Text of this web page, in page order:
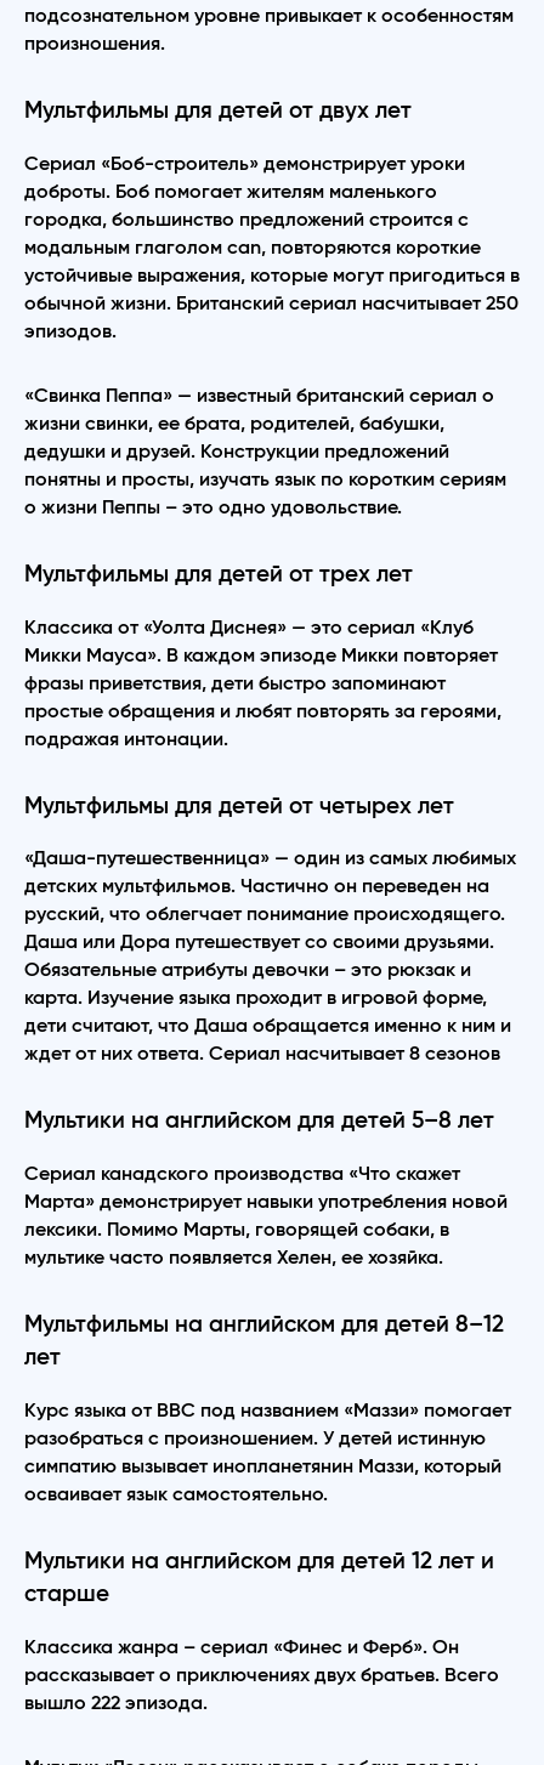
подсознательном уровне привыкает к особенностям
произношения.
Мультфильмы для детей от двух лет
Сериал «Боб-строитель» демонстрирует уроки
доброты. Боб помогает жителям маленького
городка, большинство предложений строится с
модальным глаголом can, повторяются короткие
устойчивые выражения, которые могут пригодиться в
обычной жизни. Британский сериал насчитывает 250
эпизодов.
«Свинка Пеппа» — известный британский сериал о
жизни свинки, ее брата, родителей, бабушки,
дедушки и друзей. Конструкции предложений
понятны и просты, изучать язык по коротким сериям
о жизни Пеппы – это одно удовольствие.
Мультфильмы для детей от трех лет
Классика от «Уолта Диснея» — это сериал «Клуб
Микки Мауса». В каждом эпизоде Микки повторяет
фразы приветствия, дети быстро запоминают
простые обращения и любят повторять за героями,
подражая интонации.
Мультфильмы для детей от четырех лет
«Даша-путешественница» — один из самых любимых
детских мультфильмов. Частично он переведен на
русский, что облегчает понимание происходящего.
Даша или Дора путешествует со своими друзьями.
Обязательные атрибуты девочки – это рюкзак и
карта. Изучение языка проходит в игровой форме,
дети считают, что Даша обращается именно к ним и
ждет от них ответа. Сериал насчитывает 8 сезонов
Мультики на английском для детей 5–8 лет
Сериал канадского производства «Что скажет
Марта» демонстрирует навыки употребления новой
лексики. Помимо Марты, говорящей собаки, в
мультике часто появляется Хелен, ее хозяйка.
Мультфильмы на английском для детей 8–12
лет
Курс языка от BBC под названием «Маззи» помогает
разобраться с произношением. У детей истинную
симпатию вызывает инопланетянин Маззи, который
осваивает язык самостоятельно.
Мультики на английском для детей 12 лет и
старше
Классика жанра – сериал «Финес и Ферб». Он
рассказывает о приключениях двух братьев. Всего
вышло 222 эпизода.